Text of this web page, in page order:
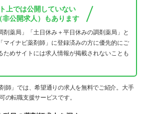
上では公開していない
非公開求人）もあります
剤薬局」「土日休み＋平日休みの調剤薬局」と
マイナビ薬剤師」に登録済みの方に優先的にご
ためサイトには求人情報が掲載されないことも
師」では、希望通りの求人を無料でご紹介。大手
の転職支援サービスです。